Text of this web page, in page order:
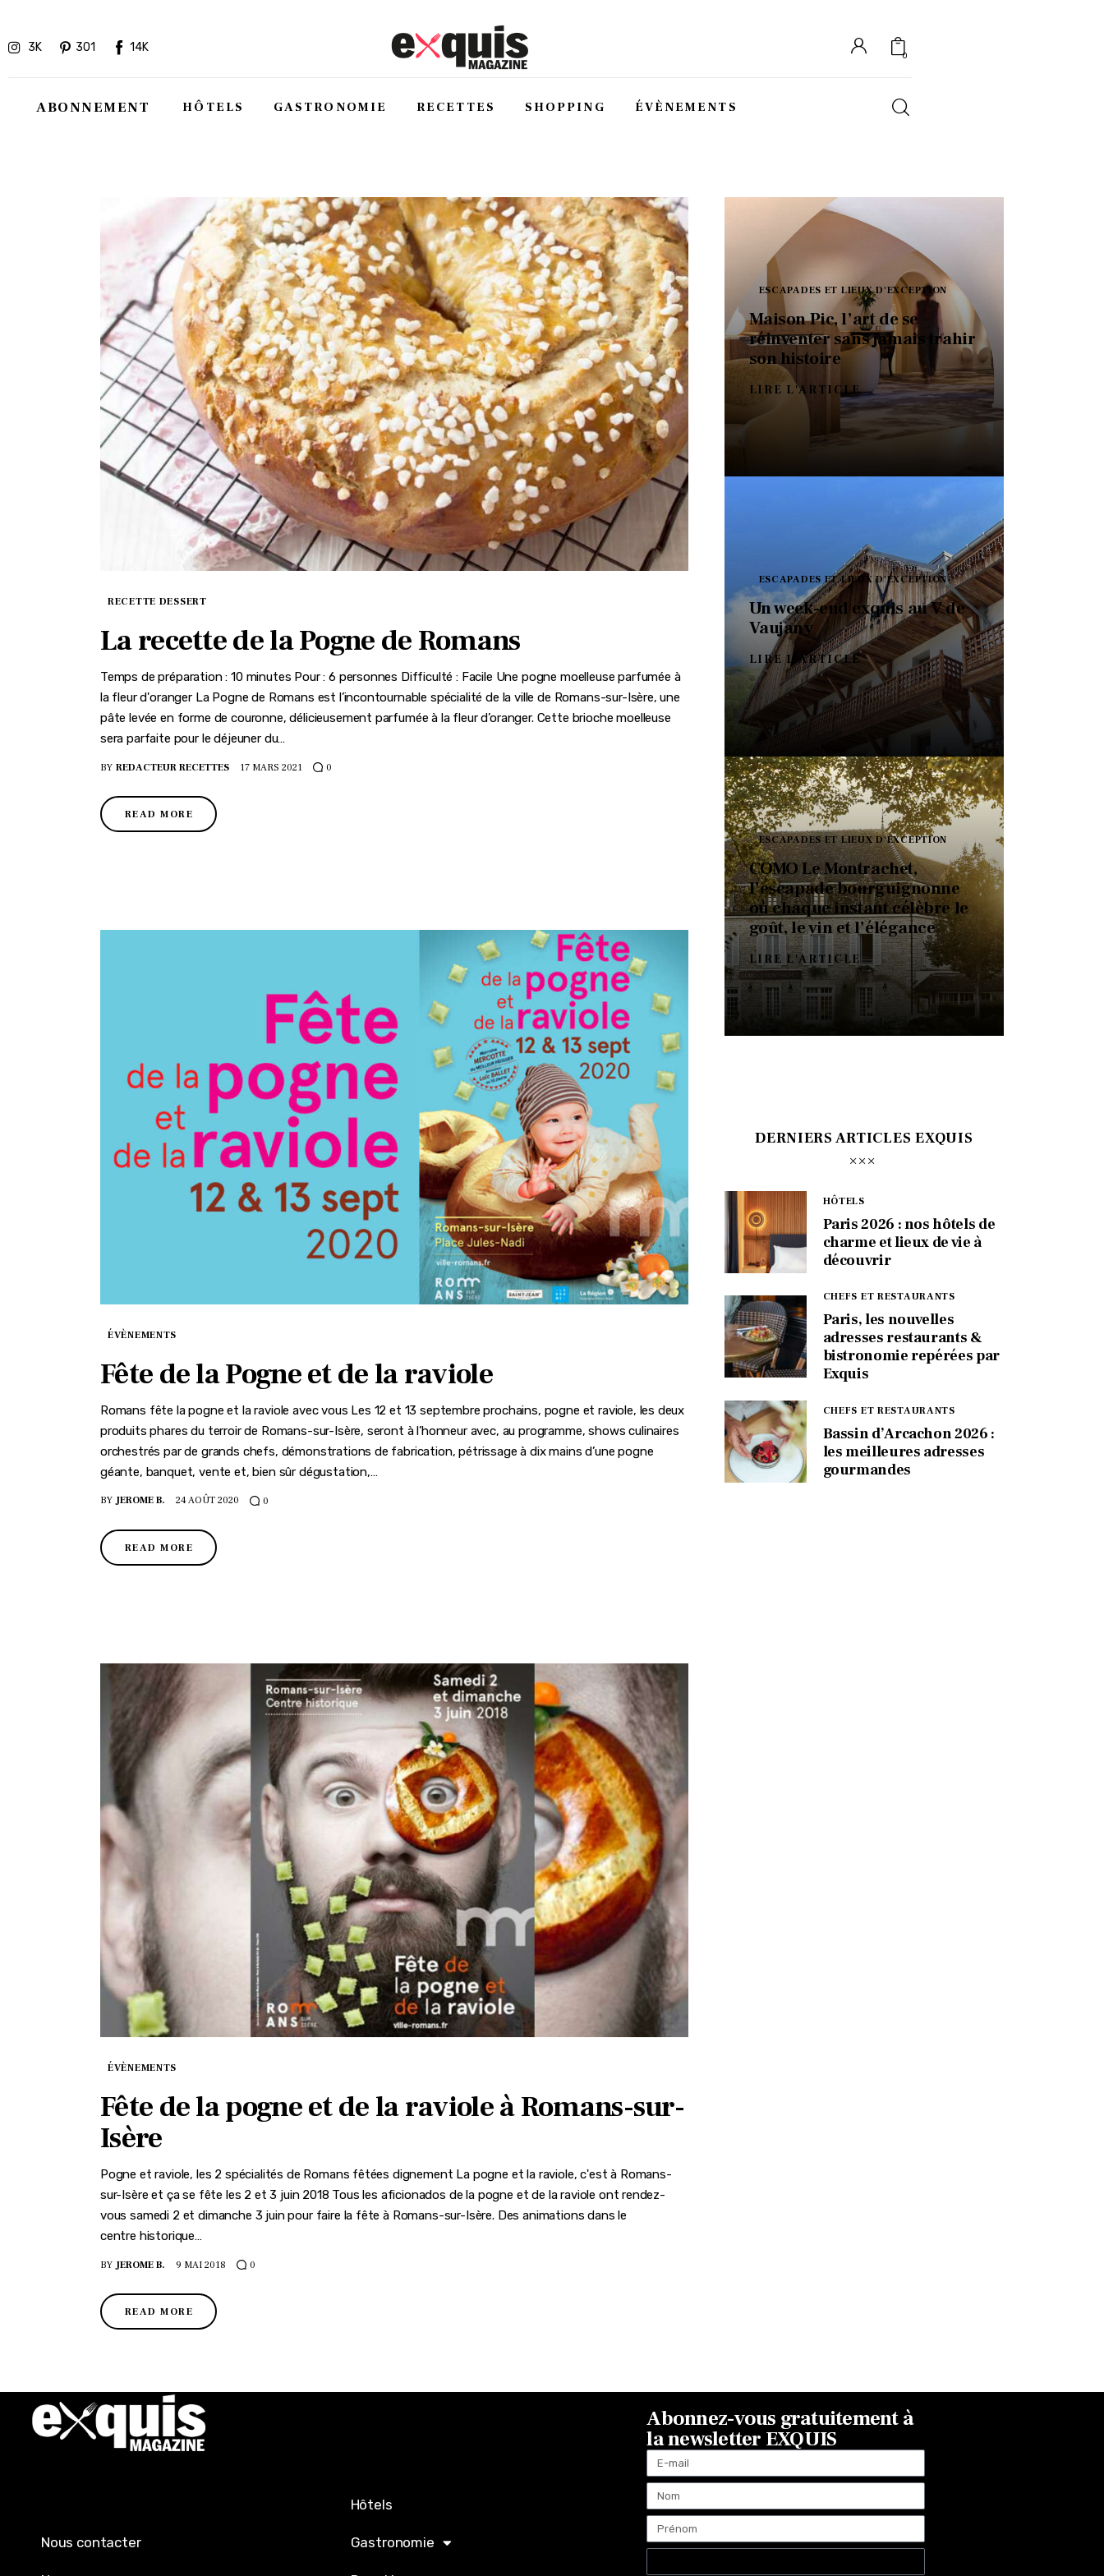
3K 301 14K
0
ABONNEMENT HÔTELS GASTRONOMIE RECETTES SHOPPING ÉVÈNEMENTS
Gastronomie
Recettes
RECETTE DESSERT
La recette de la Pogne de Romans
Temps de préparation : 10 minutes Pour : 6 personnes Difficulté : Facile Une pogne moelleuse parfumée à
la fleur d'oranger La Pogne de Romans est l’incontournable spécialité de la ville de Romans-sur-Isère, une
pâte levée en forme de couronne, délicieusement parfumée à la fleur d’oranger. Cette brioche moelleuse
sera parfaite pour le déjeuner du…
BY REDACTEUR RECETTES 17 MARS 2021 0
READ MORE
ÉVÈNEMENTS
Fête de la Pogne et de la raviole
Romans fête la pogne et la raviole avec vous Les 12 et 13 septembre prochains, pogne et raviole, les deux
produits phares du terroir de Romans-sur-Isère, seront à l’honneur avec, au programme, shows culinaires
orchestrés par de grands chefs, démonstrations de fabrication, pétrissage à dix mains d’une pogne
géante, banquet, vente et, bien sûr dégustation,…
BY JEROME B. 24 AOÛT 2020 0
READ MORE
ÉVÈNEMENTS
Fête de la pogne et de la raviole à Romans-sur-
Isère
Pogne et raviole, les 2 spécialités de Romans fêtées dignement La pogne et la raviole, c'est à Romans-
sur-Isère et ça se fête les 2 et 3 juin 2018 Tous les aficionados de la pogne et de la raviole ont rendez-
vous samedi 2 et dimanche 3 juin pour faire la fête à Romans-sur-Isère. Des animations dans le
centre historique…
BY JEROME B. 9 MAI 2018 0
READ MORE
ESCAPADES ET LIEUX D'EXCEPTION
Maison Pic, l’art de se
réinventer sans jamais trahir
son histoire
LIRE L'ARTICLE
ESCAPADES ET LIEUX D'EXCEPTION
Un week-end exquis au V de
Vaujany
LIRE L'ARTICLE
ESCAPADES ET LIEUX D'EXCEPTION
COMO Le Montrachet,
l’escapade bourguignonne
où chaque instant célèbre le
goût, le vin et l’élégance
LIRE L'ARTICLE
DERNIERS ARTICLES EXQUIS
HÔTELS
Paris 2026 : nos hôtels de
charme et lieux de vie à
découvrir
CHEFS ET RESTAURANTS
Paris, les nouvelles
adresses restaurants &
bistronomie repérées par
Exquis
CHEFS ET RESTAURANTS
Bassin d’Arcachon 2026 :
les meilleures adresses
gourmandes
Nous contacter
Hôtels
Gastronomie
Abonnez-vous gratuitement à
la newsletter EXQUIS